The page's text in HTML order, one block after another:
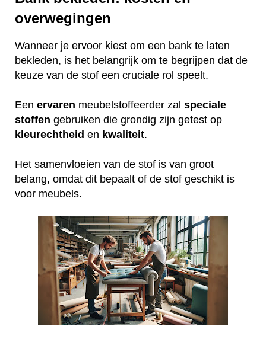
overwegingen
Wanneer je ervoor kiest om een bank te laten
bekleden, is het belangrijk om te begrijpen dat de
keuze van de stof een cruciale rol speelt.
Een ervaren meubelstoffeerder zal speciale
stoffen gebruiken die grondig zijn getest op
kleurechtheid en kwaliteit.
Het samenvloeien van de stof is van groot
belang, omdat dit bepaalt of de stof geschikt is
voor meubels.